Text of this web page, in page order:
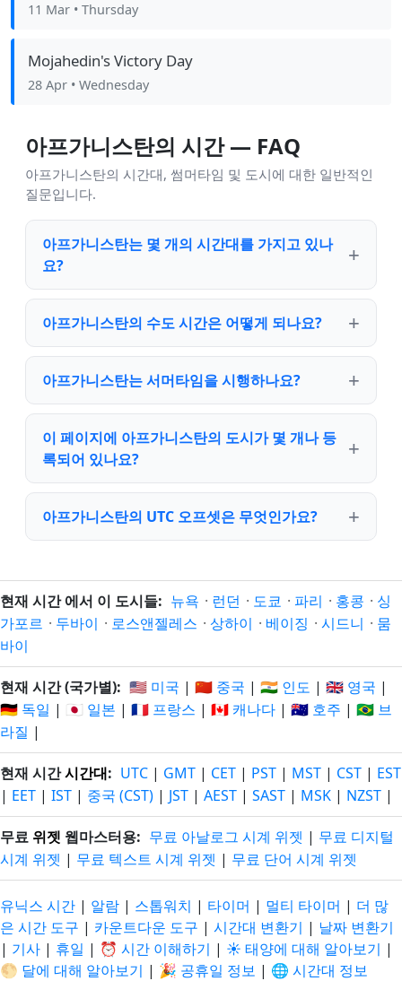
11 Mar • Thursday
Mojahedin's Victory Day
28 Apr • Wednesday
아프가니스탄의 시간 — FAQ
아프가니스탄의 시간대, 썸머타임 및 도시에 대한 일반적인
질문입니다.
아프가니스탄는 몇 개의 시간대를 가지고 있나
요?
아프가니스탄의 수도 시간은 어떻게 되나요?
아프가니스탄는 서머타임을 시행하나요?
이 페이지에 아프가니스탄의 도시가 몇 개나 등
록되어 있나요?
아프가니스탄의 UTC 오프셋은 무엇인가요?
현재 시간 에서 이 도시들: 뉴욕 · 런던 · 도쿄 · 파리 · 홍콩 · 싱
가포르 · 두바이 · 로스앤젤레스 · 상하이 · 베이징 · 시드니 · 뭄
바이
현재 시간 (국가별): 🇺🇸 미국 | 🇨🇳 중국 | 🇮🇳 인도 | 🇬🇧 영국 |
🇩🇪 독일 | 🇯🇵 일본 | 🇫🇷 프랑스 | 🇨🇦 캐나다 | 🇦🇺 호주 | 🇧🇷 브
라질 |
현재 시간시간대: UTC | GMT | CET | PST | MST | CST | EST
| EET | IST | 중국 (CST) | JST | AEST | SAST | MSK | NZST |
무료 위젯 웹마스터용: 무료 아날로그 시계 위젯 | 무료 디지털
시계 위젯 | 무료 텍스트 시계 위젯 | 무료 단어 시계 위젯
유닉스 시간 | 알람 | 스톱워치 | 타이머 | 멀티 타이머 | 더 많
은 시간 도구 | 카운트다운 도구 | 시간대 변환기 | 날짜 변환기
| 기사 | 휴일 | ⏰ 시간 이해하기 | ☀️ 태양에 대해 알아보기 |
🌕 달에 대해 알아보기 | 🎉 공휴일 정보 | 🌐 시간대 정보